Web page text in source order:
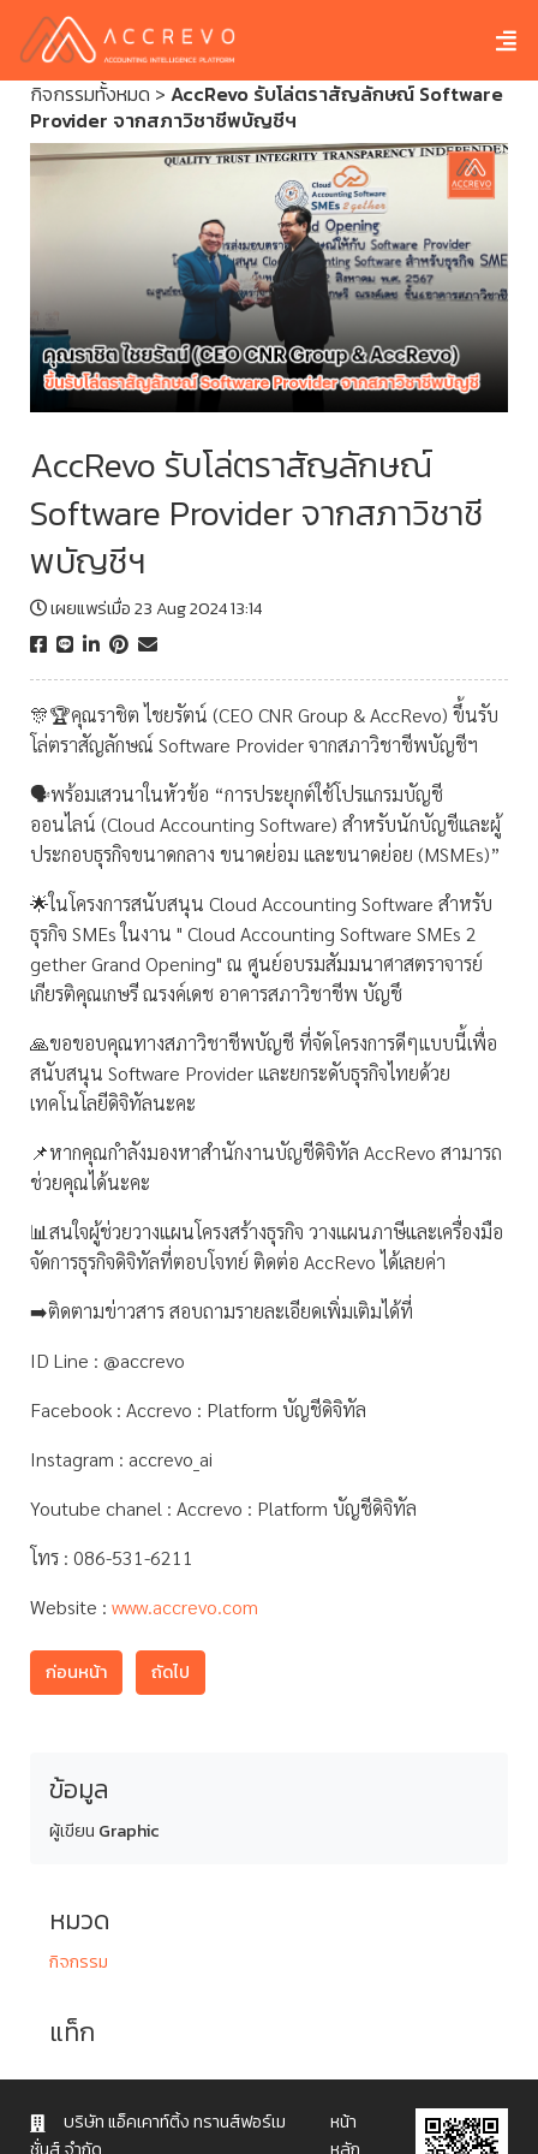
กิจกรรมทั้งหมด > AccRevo รับโล่ตราสัญลักษณ์ Software
Provider จากสภาวิชาชีพบัญชีฯ
AccRevo รับโล่ตราสัญลักษณ์
Software Provider จากสภาวิชาชี
พบัญชีฯ
เผยแพร่เมื่อ 23 Aug 2024 13:14
🎊🏆คุณราชิต ไชยรัตน์ (CEO CNR Group & AccRevo) ขึ้นรับ
โล่ตราสัญลักษณ์ Software Provider จากสภาวิชาชีพบัญชีฯ
🗣พร้อมเสวนาในหัวข้อ “การประยุกต์ใช้โปรแกรมบัญชี
ออนไลน์ (Cloud Accounting Software) สำหรับนักบัญชีและผู้
ประกอบธุรกิจขนาดกลาง ขนาดย่อม และขนาดย่อย (MSMEs)”
🌟ในโครงการสนับสนุน Cloud Accounting Software สำหรับ
ธุรกิจ SMEs ในงาน " Cloud Accounting Software SMEs 2
gether Grand Opening" ณ ศูนย์อบรมสัมมนาศาสตราจารย์
เกียรติคุณเกษรี ณรงค์เดช อาคารสภาวิชาชีพ บัญชึ
🙏ขอขอบคุณทางสภาวิชาชีพบัญชี ที่จัดโครงการดีๆแบบนี้เพื่อ
สนับสนุน Software Provider และยกระดับธุรกิจไทยด้วย
เทคโนโลยีดิจิทัลนะคะ
📌หากคุณกำลังมองหาสำนักงานบัญชีดิจิทัล AccRevo สามารถ
ช่วยคุณได้นะคะ
📊สนใจผู้ช่วยวางแผนโครงสร้างธุรกิจ วางแผนภาษีและเครื่องมือ
จัดการธุรกิจดิจิทัลที่ตอบโจทย์ ติดต่อ AccRevo ได้เลยค่า
➡️ติดตามข่าวสาร สอบถามรายละเอียดเพิ่มเติมได้ที่
ID Line : @accrevo
Facebook : Accrevo : Platform บัญชีดิจิทัล
Instagram : accrevo_ai
Youtube chanel : Accrevo : Platform บัญชีดิจิทัล
โทร : 086-531-6211
Website : www.accrevo.com
ก่อนหน้า ถัดไป
ข้อมูล
ผู้เขียน Graphic
หมวด
กิจกรรม
แท็ก
บริษัท แอ็คเคาท์ติ้ง ทรานส์ฟอร์เม
หน้า